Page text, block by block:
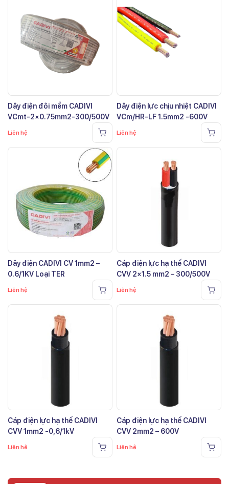
Dây điện đôi mềm CADIVI
VCmt-2×0.75mm2-300/500V
Liên hệ
Dây điện lực chịu nhiệt CADIVI
VCm/HR-LF 1.5mm2 -600V
Liên hệ
Dây điện CADIVI CV 1mm2 –
0.6/1KV Loại TER
Liên hệ
Cáp điện lực hạ thế CADIVI
CVV 2×1.5 mm2 – 300/500V
Liên hệ
Cáp điện lực hạ thế CADIVI
CVV 1mm2 -0,6/1kV
Liên hệ
Cáp điện lực hạ thế CADIVI
CVV 2mm2 – 600V
Liên hệ